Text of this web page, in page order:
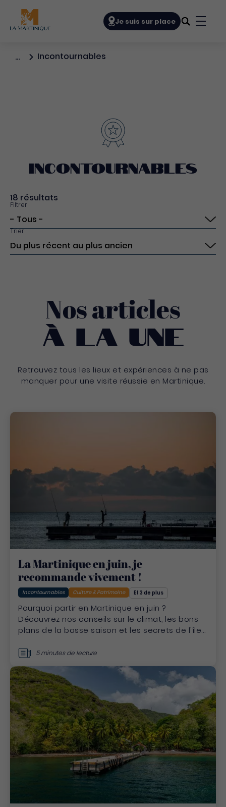
Je suis sur place
… Incontournables
Incontournables
18 résultats
Filtrer
Trier
Nos articles
À la une
Retrouvez tous les lieux et expériences à ne pas
manquer pour une visite réussie en Martinique.
La Martinique en juin, je
recommande vivement !
Incontournables Culture & Patrimoine Et 3 de plus
Pourquoi partir en Martinique en juin ?
Découvrez nos conseils sur le climat, les bons
plans de la basse saison et les secrets de l'île
5 minutes de lecture